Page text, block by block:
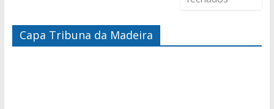
Capa Tribuna da Madeira